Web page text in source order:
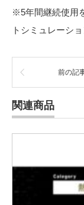
※5年間継続使用
トシミュレーシ
前の記
関連商品